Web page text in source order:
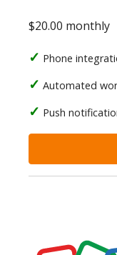
$20.00 monthly
Phone
Automated
Push